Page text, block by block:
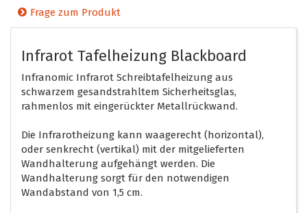
Frage zum Produkt
Infrarot Tafelheizung Blackboard
Infranomic Infrarot Schreibtafelheizung aus
schwarzem gesandstrahltem Sicherheitsglas,
rahmenlos mit eingerückter Metallrückwand.
Die Infrarotheizung kann waagerecht (horizontal),
oder senkrecht (vertikal) mit der mitgelieferten
Wandhalterung aufgehängt werden. Die
Wandhalterung sorgt für den notwendigen
Wandabstand von 1,5 cm.